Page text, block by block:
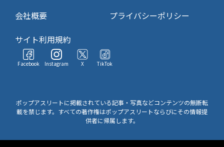
会社概要
プライバシーポリシー
サイト利用規約
Facebook Instagram X TikTok
ポップアスリートに掲載されている記事・写真などコンテンツの無断転
載を禁じます。すべての著作権はポップアスリートならびにその情報提
供者に帰属します。